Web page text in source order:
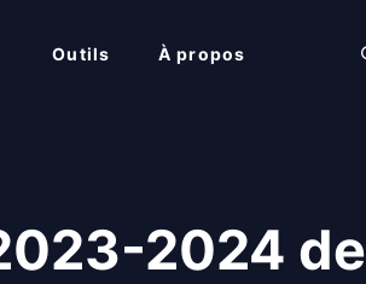
Outils À propos
2024 de